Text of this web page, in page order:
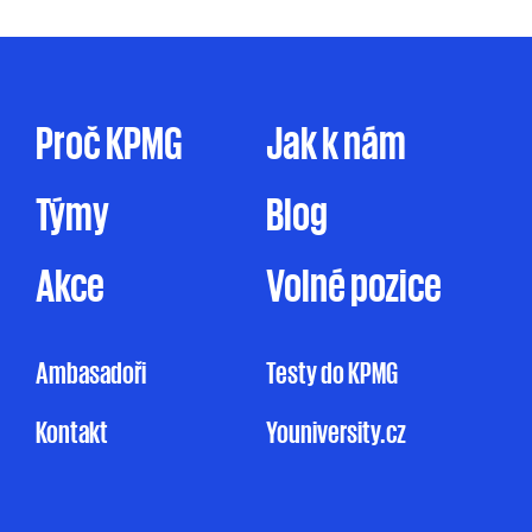
komunikace (e-mail, telefon sociální sítě, atp.),
způsobem. Zpracování osobních údajů pro
marketingové účely je prováděno ve zde
mnou udělovaného souhlasu. Pakliže souhlas
neudělím, ale ani nevznesu námitku, může
KPMG omezeně zpracovávat mé osobní údaje
pro účely marketingu na základě jejího
a mohu jej kdykoliv odvolat. Můj nesouhlas
Proč KPMG
Jak k nám
Týmy
Blog
Akce
Volné pozice
Ambasadoři
Kontakt
Testy do KPMG
Youniversity.cz